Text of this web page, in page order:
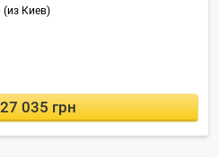
(из Киев)
035 грн